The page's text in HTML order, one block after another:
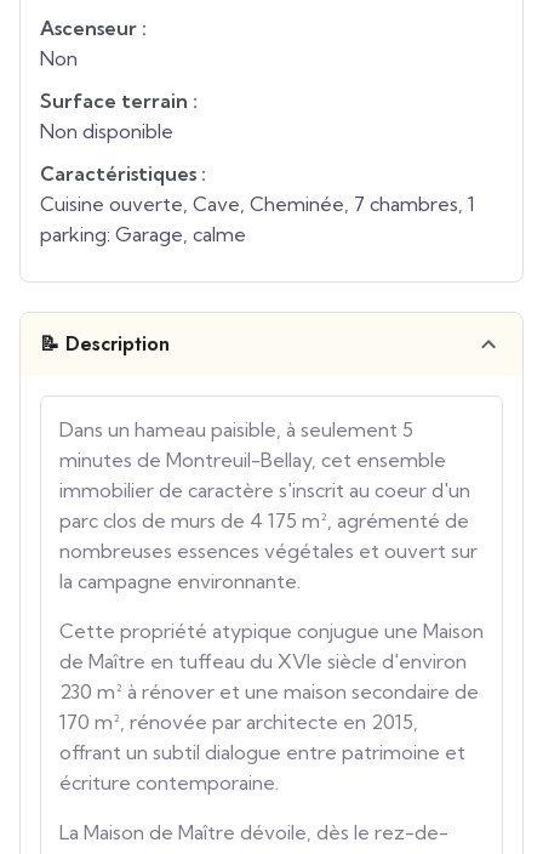
Ascenseur :
Non
Surface terrain :
Non disponible
Caractéristiques :
Cuisine ouverte, Cave, Cheminée, 7 chambres, 1
parking: Garage, calme
📝 Description
Dans un hameau paisible, à seulement 5
minutes de Montreuil-Bellay, cet ensemble
immobilier de caractère s'inscrit au coeur d'un
parc clos de murs de 4 175 m², agrémenté de
nombreuses essences végétales et ouvert sur
la campagne environnante.
Cette propriété atypique conjugue une Maison
de Maître en tuffeau du XVIe siècle d'environ
230 m² à rénover et une maison secondaire de
170 m², rénovée par architecte en 2015,
offrant un subtil dialogue entre patrimoine et
écriture contemporaine.
La Maison de Maître dévoile, dès le rez-de-